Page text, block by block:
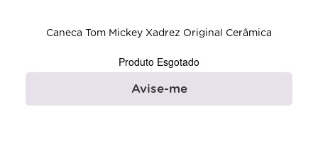
Caneca Tom Mickey Xadrez Original Cerâmica
Produto Esgotado
Avise-me